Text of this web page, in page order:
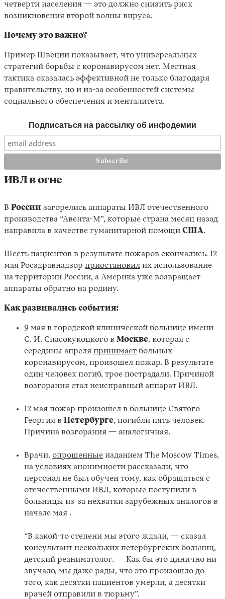
четверти населения — это должно снизить риск
возникновения второй волны вируса.
Почему это важно?
Пример Швеции показывает, что универсальных
стратегий борьбы с коронавирусом нет. Местная
тактика оказалась эффективной не только благодаря
правительству, но и из-за особенностей системы
социального обеспечения и менталитета.
Подписаться на рассылку об инфодемии
ИВЛ в огне
В России загорелись аппараты ИВЛ отечественного
производства “Авента-М”, которые страна месяц назад
направила в качестве гуманитарной помощи США.
Шесть пациентов в результате пожаров скончались. 12
мая Росздравнадзор приостановил их использование
на территории России, а Америка уже возвращает
аппараты обратно на родину.
Как развивались события:
9 мая в городской клинической больнице имени
С. И. Спасокукоцкого в Москве, которая с
середины апреля принимает больных
коронавирусом, произошел пожар. В результате
один человек погиб, трое пострадали. Причиной
возгорания стал неисправный аппарат ИВЛ.
12 мая пожар произошел в больнице Святого
Георгия в Петербурге, погибли пять человек.
Причина возгорания — аналогичная.
Врачи, опрошенные изданием The Moscow Times,
на условиях анонимности рассказали, что
персонал не был обучен тому, как обращаться с
отечественными ИВЛ, которые поступили в
больницы из-за нехватки зарубежных аналогов в
начале мая .
“В какой-то степени мы этого ждали, — сказал
консультант нескольких петербургских больниц,
детский реаниматолог. — Как бы это цинично ни
звучало, мы даже рады, что это произошло до
того, как десятки пациентов умерли, а десятки
врачей отправили в тюрьму”.